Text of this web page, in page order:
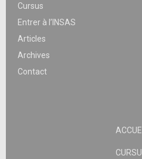
Cursus
Entrer à l’INSAS
Articles
Archives
Contact